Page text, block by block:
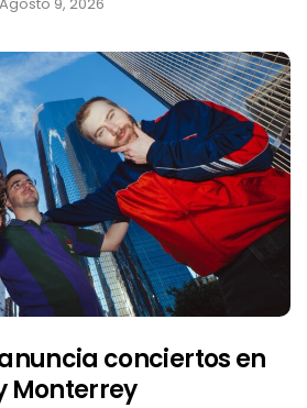
anuncia conciertos en
Monterrey